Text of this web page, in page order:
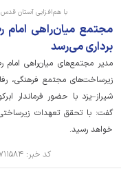
با هم‌افزایی آستان قدس
مجتمع میان‌راهی امام
برداری می‌رسد
مدیر مجتمع‌های میان‌راهی امام
زیرساخت‌های مجتمع فرهنگی،
شیراز–یزد با حضور فرماندار
گفت: با تحقق تعهدات
خواهد رسید.
کد خبر: ۷۱۱۵۸۴ تاریخ انتشار : ۱۴۰۵/۰۵/۰۴